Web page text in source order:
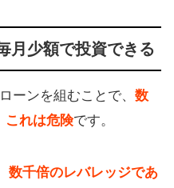
月少額で投資できる
ーンを組むことで、 数
これは危険です。
数千倍のレバレッジであ